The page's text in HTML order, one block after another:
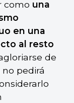
como una
en una
al resto
de
pedirá